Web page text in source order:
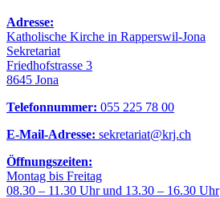
Adresse:
Katholische Kirche in Rapperswil-Jona
Sekretariat
Friedhofstrasse 3
8645 Jona
Telefonnummer: 055 225 78 00
E-Mail-Adresse: sekretariat@krj.ch
Öffnungszeiten:
Montag bis Freitag
08.30 – 11.30 Uhr und 13.30 – 16.30 Uhr